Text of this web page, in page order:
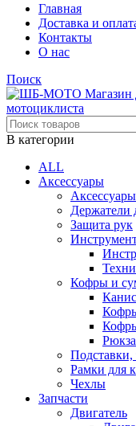
Главная
Доставка и
Контакты
О нас
Поиск
В категории
ALL
Аксессуары
Держатели
Защита рук
Кофры и
Рамки для
Чехлы
Запчасти
Двигатель